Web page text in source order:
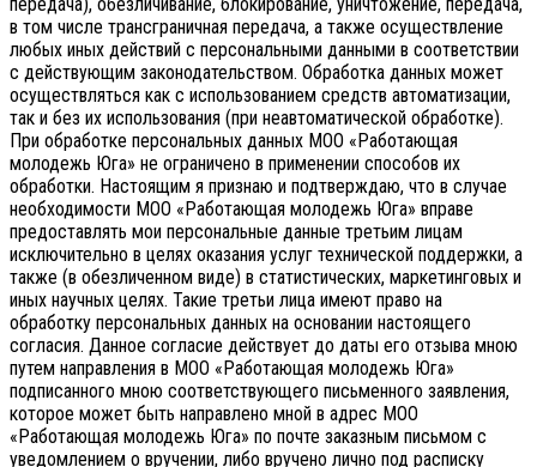
передача), обезличивание, блокирование, уничтожение, передача,
в том числе трансграничная передача, а также осуществление
любых иных действий с персональными данными в соответствии
с действующим законодательством. Обработка данных может
осуществляться как с использованием средств автоматизации,
так и без их использования (при неавтоматической обработке).
При обработке персональных данных МОО «Работающая
молодежь Юга» не ограничено в применении способов их
обработки. Настоящим я признаю и подтверждаю, что в случае
необходимости МОО «Работающая молодежь Юга» вправе
предоставлять мои персональные данные третьим лицам
исключительно в целях оказания услуг технической поддержки, а
также (в обезличенном виде) в статистических, маркетинговых и
иных научных целях. Такие третьи лица имеют право на
обработку персональных данных на основании настоящего
согласия. Данное согласие действует до даты его отзыва мною
путем направления в МОО «Работающая молодежь Юга»
подписанного мною соответствующего письменного заявления,
которое может быть направлено мной в адрес МОО
«Работающая молодежь Юга» по почте заказным письмом с
уведомлением о вручении, либо вручено лично под расписку